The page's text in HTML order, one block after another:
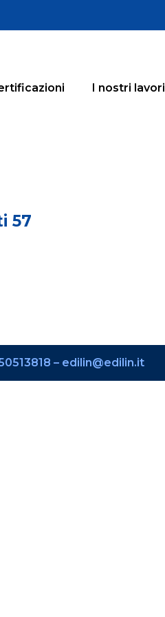
I nostri lavori
57
– edilin@edilin.it